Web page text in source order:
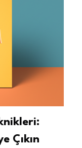
Çıkın